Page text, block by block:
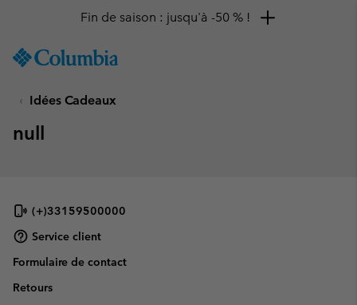
TO
SKIP
MAIN
SEARCH
Fin de saison : jusqu'à -50 % !
Idées Cadeaux
null
(+)33159500000
Service client
Formulaire de contact
Retours